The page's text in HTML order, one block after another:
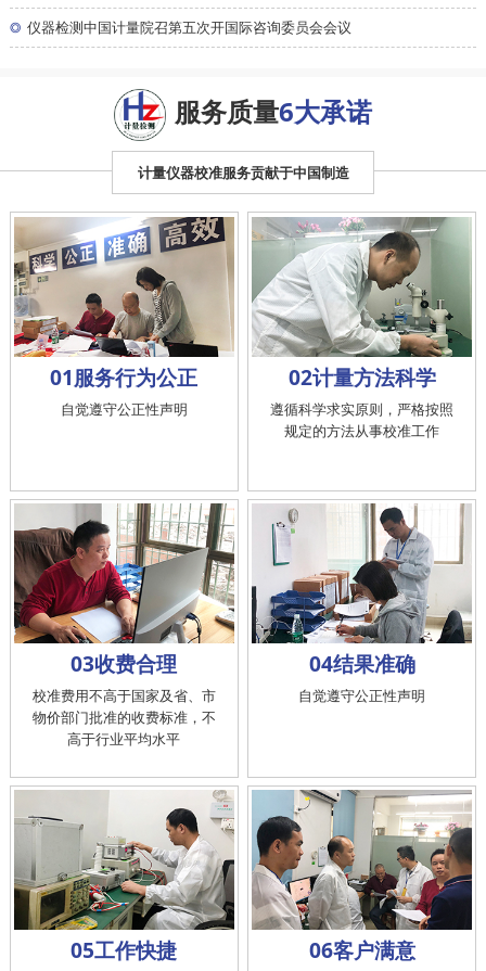
◎ 仪器检测中国计量院召第五次开国际咨询委员会会议
服务质量6大承诺
计量仪器校准服务贡献于中国制造
01服务行为公正
自觉遵守公正性声明
02计量方法科学
遵循科学求实原则，严格按照
规定的方法从事校准工作
03收费合理
校准费用不高于国家及省、市
物价部门批准的收费标准，不
高于行业平均水平
04结果准确
自觉遵守公正性声明
05工作快捷 06客户满意